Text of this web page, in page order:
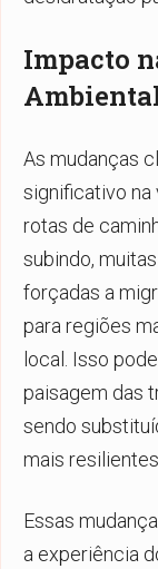
Impacto
As mudanças
significativo na
rotas de
subindo,
forçadas a
para regiões
local. Isso
paisagem das
sendo
mais
Essas
a experiência